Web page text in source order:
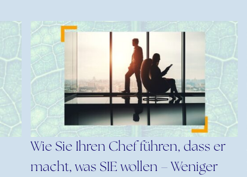
Wie Sie Ihren Chef führen, dass er
macht, was SIE wollen – Weniger